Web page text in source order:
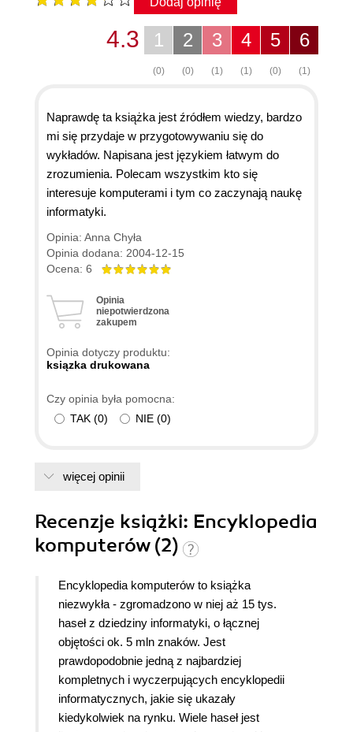
6
(1)
5
(0)
4
(1)
3
(1)
2
(0)
1
(0)
4.3
Naprawdę ta książka jest źródłem wiedzy, bardzo
mi się przydaje w przygotowywaniu się do
wykładów. Napisana jest językiem łatwym do
zrozumienia. Polecam wszystkim kto się
interesuje komputerami i tym co zaczynają naukę
informatyki.
Opinia: Anna Chyła
Opinia dodana: 2004-12-15
Ocena: 6
Opinia
niepotwierdzona
zakupem
Opinia dotyczy produktu:
ksiązka drukowana
Czy opinia była pomocna:
TAK (0) NIE (0)
więcej opinii
Recenzje książki: Encyklopedia
komputerów (2)
Encyklopedia komputerów to książka
niezwykła - zgromadzono w niej aż 15 tys.
haseł z dziedziny informatyki, o łącznej
objętości ok. 5 mln znaków. Jest
prawdopodobnie jedną z najbardziej
kompletnych i wyczerpujących encyklopedii
informatycznych, jakie się ukazały
kiedykolwiek na rynku. Wiele haseł jest